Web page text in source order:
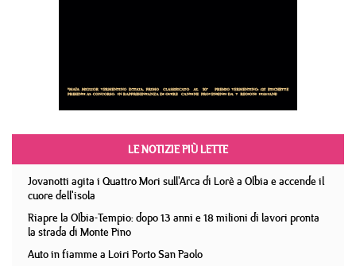
LE NOTIZIE PIÙ LETTE
Jovanotti agita i Quattro Mori sull'Arca di Lorè a Olbia e accende il
cuore dell'isola
Riapre la Olbia-Tempio: dopo 13 anni e 18 milioni di lavori pronta
la strada di Monte Pino
Auto in fiamme a Loiri Porto San Paolo